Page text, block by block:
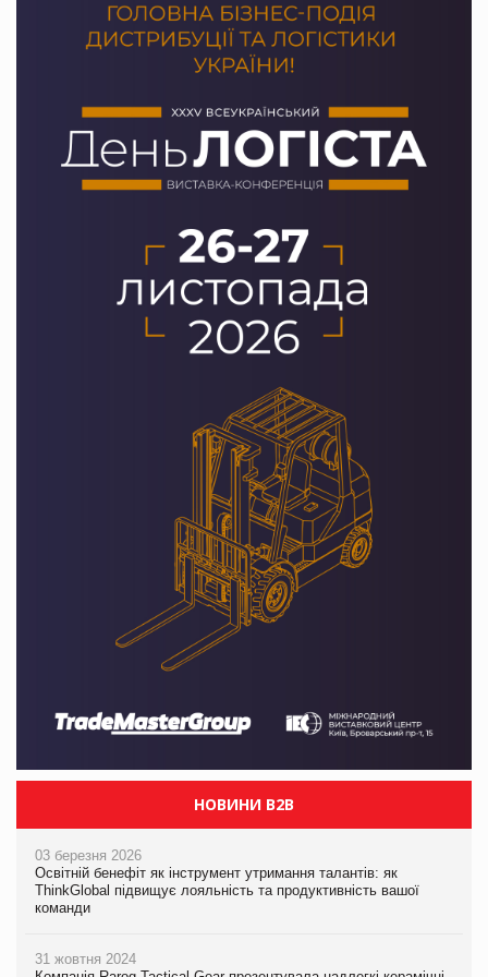
НОВИНИ B2B
03 березня 2026
Освітній бенефіт як інструмент утримання талантів: як
ThinkGlobal підвищує лояльність та продуктивність вашої
команди
31 жовтня 2024